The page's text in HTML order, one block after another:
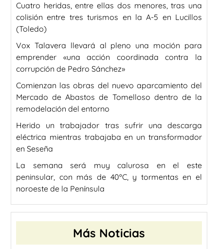
Cuatro heridas, entre ellas dos menores, tras una
colisión entre tres turismos en la A-5 en Lucillos
(Toledo)
Vox Talavera llevará al pleno una moción para
emprender «una acción coordinada contra la
corrupción de Pedro Sánchez»
Comienzan las obras del nuevo aparcamiento del
Mercado de Abastos de Tomelloso dentro de la
remodelación del entorno
Herido un trabajador tras sufrir una descarga
eléctrica mientras trabajaba en un transformador
en Seseña
La semana será muy calurosa en el este
peninsular, con más de 40ºC, y tormentas en el
noroeste de la Península
Más Noticias